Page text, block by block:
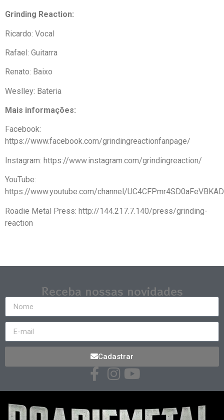
Grinding Reaction:
Ricardo: Vocal
Rafael: Guitarra
Renato: Baixo
Weslley: Bateria
Mais informações:
Facebook:
https://www.facebook.com/grindingreactionfanpage/
Instagram: https://www.instagram.com/grindingreaction/
YouTube:
https://www.youtube.com/channel/
Roadie Metal Press: http://144.217.7.140/press/grinding-
reaction
Receba nossas novidades
Cadastrar